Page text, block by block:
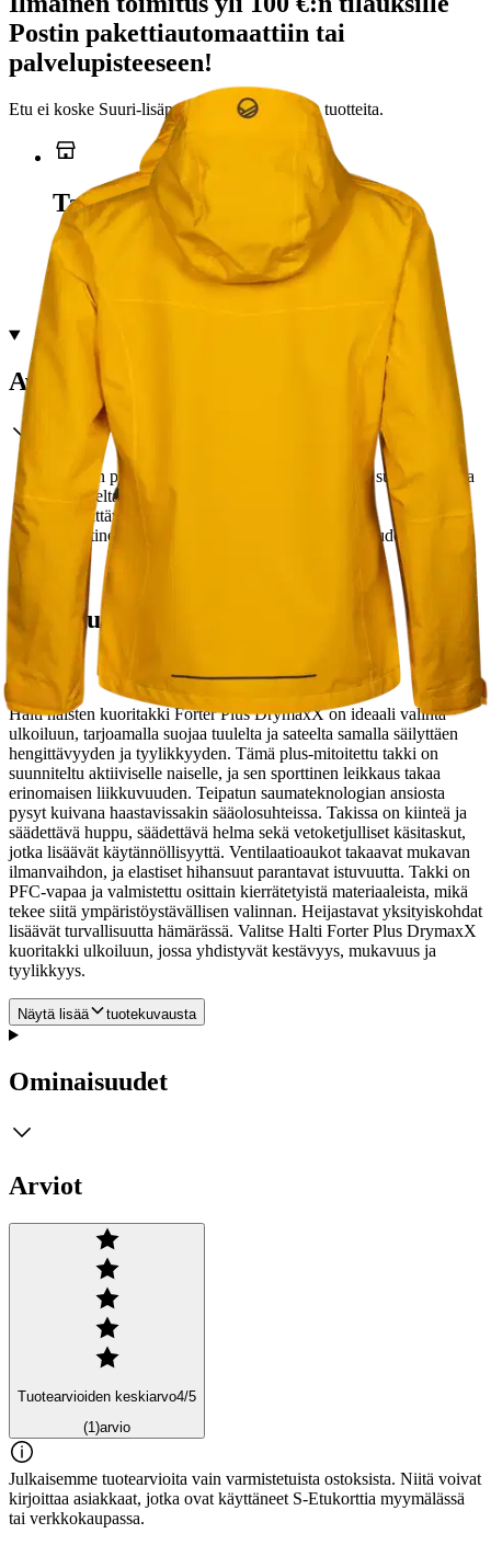
Postin pakettiautomaattiin tai
palvelupisteeseen!
Etu ei koske Suuri‑lisäpalvelulla toimitettavia tuotteita.
Tarkista myymäläsaatavuus
Ei saatavilla
Avainominaisuudet
Naisten plus-mitoitettu kuoritakki, joka tarjoaa suojaa tuulelta
ja sateelta
Hengittävä materiaali ja ajaton tyylikäs design
Sporttinen leikkaus takaa vaivattoman liikkuvuuden
Tuotekuvaus
Halti naisten kuoritakki Forter Plus DrymaxX on ideaali valinta
ulkoiluun, tarjoamalla suojaa tuulelta ja sateelta samalla säilyttäen
hengittävyyden ja tyylikkyyden. Tämä plus-mitoitettu takki on
suunniteltu aktiiviselle naiselle, ja sen sporttinen leikkaus takaa
erinomaisen liikkuvuuden. Teipatun saumateknologian ansiosta
pysyt kuivana haastavissakin sääolosuhteissa. Takissa on kiinteä ja
säädettävä huppu, säädettävä helma sekä vetoketjulliset käsitaskut,
jotka lisäävät käytännöllisyyttä. Ventilaatioaukot takaavat mukavan
ilmanvaihdon, ja elastiset hihansuut parantavat istuvuutta. Takki on
PFC-vapaa ja valmistettu osittain kierrätetyistä materiaaleista, mikä
tekee siitä ympäristöystävällisen valinnan. Heijastavat yksityiskohdat
lisäävät turvallisuutta hämärässä. Valitse Halti Forter Plus DrymaxX
kuoritakki ulkoiluun, jossa yhdistyvät kestävyys, mukavuus ja
tyylikkyys.
Näytä lisää tuotekuvausta
Ominaisuudet
Arviot
Tuotearvioiden keskiarvo4/5
(1)arvio
Julkaisemme tuotearvioita vain varmistetuista ostoksista. Niitä voivat
kirjoittaa asiakkaat, jotka ovat käyttäneet S-Etukorttia myymälässä
tai verkkokaupassa.